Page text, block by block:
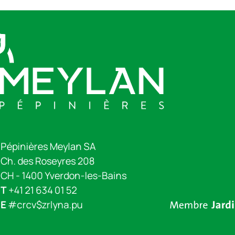
Pépinières Meylan SA
Ch. des Roseyres 208
CH - 1400 Yverdon-les-Bains
T+41 21 634 01 52
E#crcv$zrlyna.pu